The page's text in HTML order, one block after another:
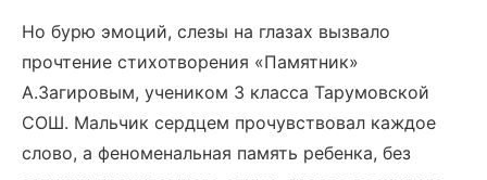
Но бурю эмоций, слезы на глазах вызвало
прочтение стихотворения «Памятник»
А.Загировым, учеником 3 класса Тарумовской
СОШ. Мальчик сердцем прочувствовал каждое
слово, а феноменальная память ребенка, без